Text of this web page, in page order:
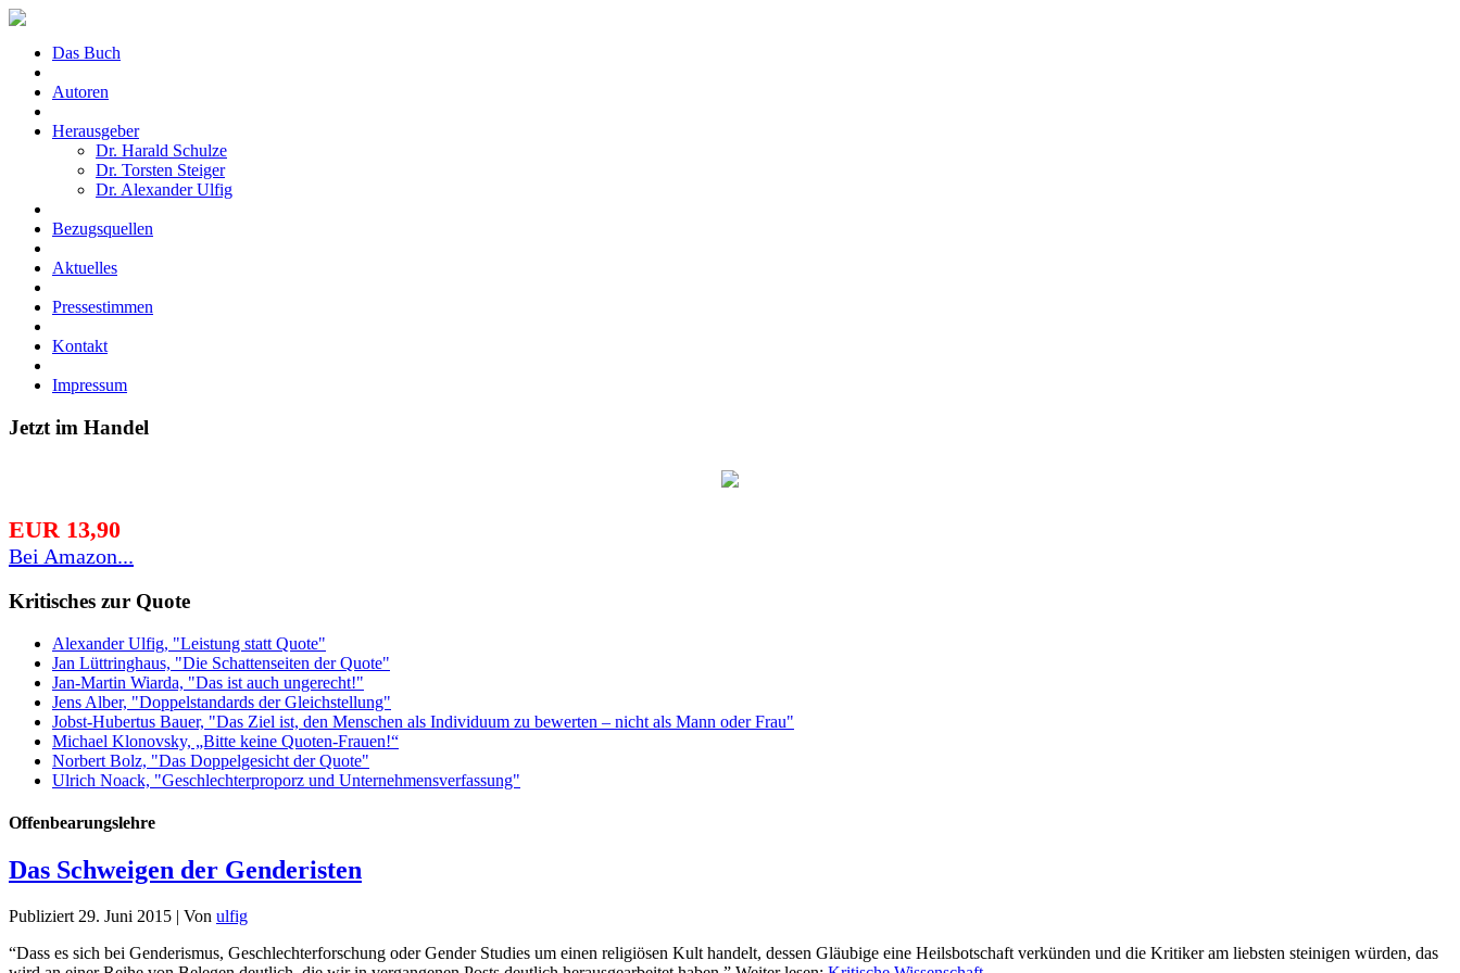
Das Buch
Autoren
Herausgeber
Dr. Harald Schulze
Dr. Torsten Steiger
Dr. Alexander Ulfig
Bezugsquellen
Aktuelles
Pressestimmen
Kontakt
Impressum
Jetzt im Handel
EUR 13,90
Bei Amazon...
Kritisches zur Quote
Alexander Ulfig, "Leistung statt Quote"
Jan Lüttringhaus, "Die Schattenseiten der Quote"
Jan-Martin Wiarda, "Das ist auch ungerecht!"
Jens Alber, "Doppelstandards der Gleichstellung"
Jobst-Hubertus Bauer, "Das Ziel ist, den Menschen als Individuum zu bewerten – nicht als Mann oder Frau"
Michael Klonovsky, „Bitte keine Quoten-Frauen!“
Norbert Bolz, "Das Doppelgesicht der Quote"
Ulrich Noack, "Geschlechterproporz und Unternehmensverfassung"
Offenbearungslehre
Das Schweigen der Genderisten
Publiziert 29. Juni 2015 | Von ulfig
“Dass es sich bei Genderismus, Geschlechterforschung oder Gender Studies um einen religiösen Kult handelt, dessen Gläubige eine Heilsbotschaft verkünden und die Kritiker am liebsten steinigen würden, das